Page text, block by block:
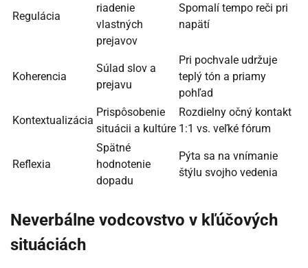
Regulácia
riadenie
vlastných
prejavov
Spomalí tempo reči pri
napätí
Koherencia
Súlad slov a
prejavu
Pri pochvale udržuje
teplý tón a priamy
pohľad
Kontextualizácia
Prispôsobenie
situácii a kultúre
Rozdielny očný kontakt
1:1 vs. veľké fórum
Reflexia
Spätné
hodnotenie
dopadu
Pýta sa na vnímanie
štýlu svojho vedenia
Neverbálne vodcovstvo v kľúčových
situáciách